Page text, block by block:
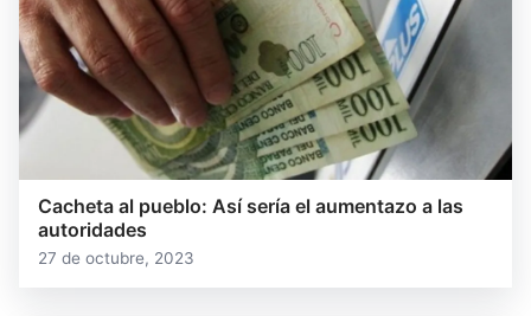
Cacheta al pueblo: Así sería el aumentazo a las
autoridades
27 de octubre, 2023